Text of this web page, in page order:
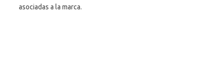
asociadas a la marca.